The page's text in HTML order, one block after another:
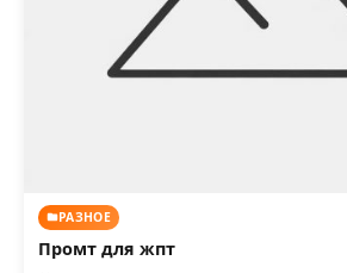
РАЗНОЕ
Промт для жпт